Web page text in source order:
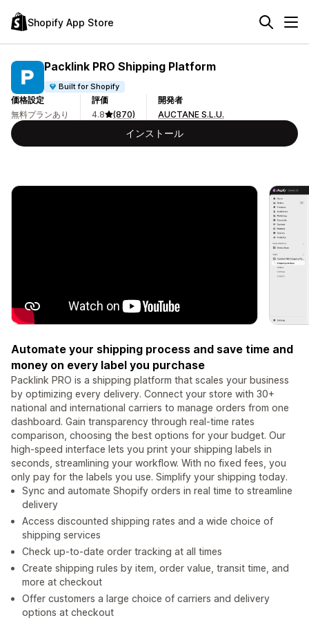
Shopify App Store
Packlink PRO Shipping Platform
Built for Shopify
価格設定
無料プランあり
評価
4.8
(870)
開発者
AUCTANE S.L.U.
インストール
Automate your shipping process and save time and
money on every label you purchase
Packlink PRO is a shipping platform that scales your business
by optimizing every delivery. Connect your store with 30+
national and international carriers to manage orders from one
dashboard. Gain transparency through real-time rates
comparison, choosing the best options for your budget. Our
high-speed interface lets you print your shipping labels in
seconds, streamlining your workflow. With no fixed fees, you
only pay for the labels you use. Simplify your shipping today.
Sync and automate Shopify orders in real time to streamline
delivery
Access discounted shipping rates and a wide choice of
shipping services
Check up-to-date order tracking at all times
Create shipping rules by item, order value, transit time, and
more at checkout
Offer customers a large choice of carriers and delivery
options at checkout